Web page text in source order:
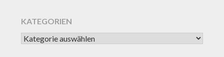
KATEGORIEN